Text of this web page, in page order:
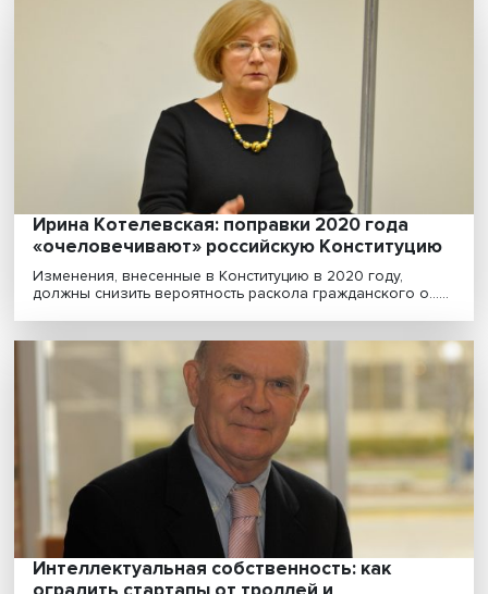
Уйти с работы и забеременеть: как
перестать пить
Доля непьющих россиян растет преимущественно за
тех, кто никогда и не начинал употреблять ал......
Эльфы и стихи: как студенты-юристы
осваивают новые форматы презентации
докладов
Департамент частного права факультета права НИУ
провел международную научную конференцию по